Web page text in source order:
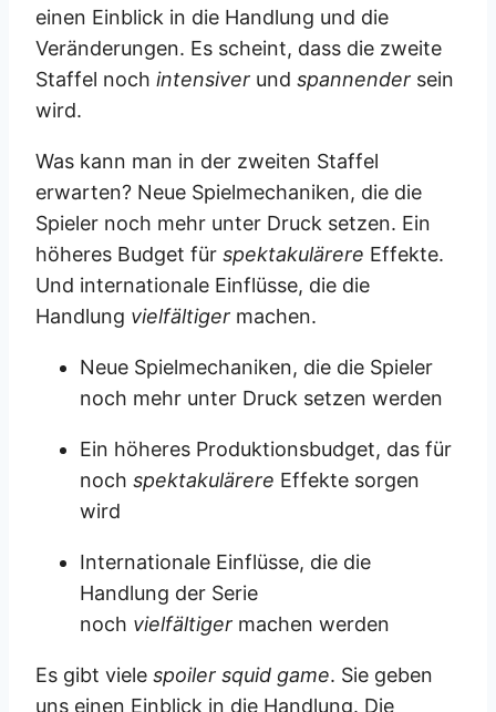
einen Einblick in die Handlung und die
Veränderungen. Es scheint, dass die zweite
Staffel noch intensiver und spannender sein
wird.
Was kann man in der zweiten Staffel
erwarten? Neue Spielmechaniken, die die
Spieler noch mehr unter Druck setzen. Ein
höheres Budget für spektakulärere Effekte.
Und internationale Einflüsse, die die
Handlung vielfältiger machen.
Neue Spielmechaniken, die die Spieler
noch mehr unter Druck setzen werden
Ein höheres Produktionsbudget, das für
noch spektakulärere Effekte sorgen
wird
Internationale Einflüsse, die die
Handlung der Serie
noch vielfältiger machen werden
Es gibt viele spoiler squid game. Sie geben
uns einen Einblick in die Handlung. Die